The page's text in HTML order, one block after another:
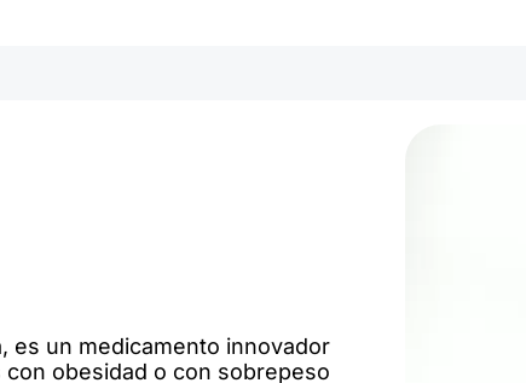
es un medicamento innovador
obesidad o con sobrepeso